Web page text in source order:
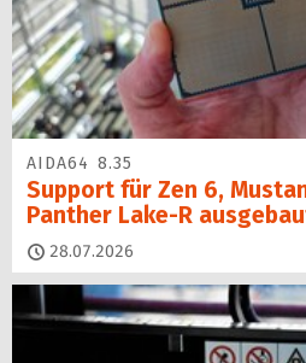
AIDA64 8.35
Support für Zen 6,
Panther Lake-R
28.07.2026